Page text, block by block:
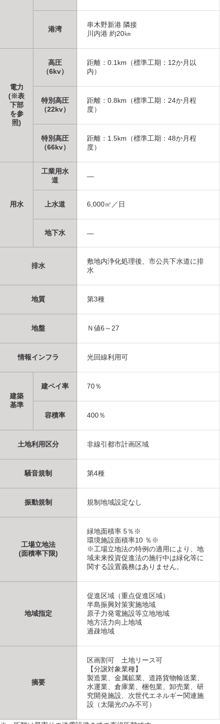
港湾
串木野新港 隣接
川内港 約20㎞
電力
(※表
下部
を参
照)
高圧
（6kv）
距離：0.1km（標準工期：12か月以
内）
特別高圧
（22kv）
距離：0.8km（標準工期：24か月程
度）
特別高圧
（66kv）
距離：1.5km（標準工期：48か月程
度）
用水
工業用水
道
―
上水道 6,000㎥／日
地下水 ―
排水
敷地内浄化処理後、市公共下水道に排
水
地質 第3種
地盤 Ｎ値6～27
情報インフラ 光回線利用可
建築
基準
建ペイ率 70％
容積率 400％
土地利用区分 非線引都市計画区域
騒音規制 第4種
振動規制 規制地域設定なし
工場立地法
(面積率下限)
緑地面積率 5％※
環境施設面積率10 ％※
※工場立地法の特例の適用により、地
域未来投資促進法の施行中は緑化等に
関する設置義務はありません。
地域指定
促進区域（重点促進区域）
半島振興対策実施地域
原子力発電施設等立地地域
地方活力向上地域
過疎地域
摘要
区画割可 土地リース可
【分譲対象業種】
製造業、金属鉱業、道路貨物輸送業、
水運業、倉庫業、梱包業、卸売業、研
究開発施設、次世代エネルギー関連施
設（太陽光のみ不可）